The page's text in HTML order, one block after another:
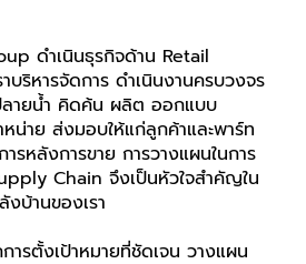
บริหารจัดการ ดำเนินงานครบวงจร
ายน้ำ คิดค้น ผลิต ออกแบบ
าย ส่งมอบให้แก่ลูกค้าและพาร์ท
รหลังการขาย การวางแผนในการ
Chain จึงเป็นหัวใจสำคัญใน
งบ้านของเรา